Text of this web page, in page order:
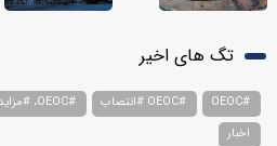
تگ های اخیر
#OEOC #OEOC #انتصاب #OEOC، #مزایده، #مناقصه
اخبار